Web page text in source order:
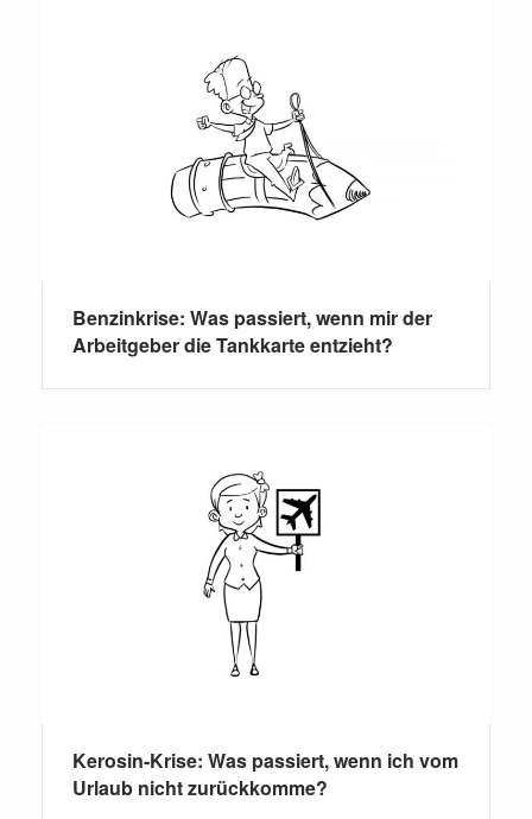
Benzinkrise: Was passiert, wenn mir der
Arbeitgeber die Tankkarte entzieht?
Kerosin-Krise: Was passiert, wenn ich vom
Urlaub nicht zurückkomme?